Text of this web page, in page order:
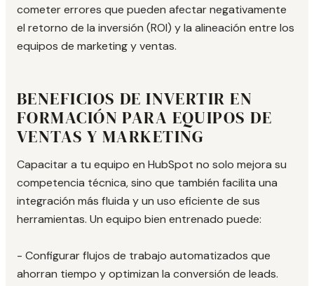
cometer errores que pueden afectar negativamente
el retorno de la inversión (ROI) y la alineación entre los
equipos de marketing y ventas.
BENEFICIOS DE INVERTIR EN
FORMACIÓN PARA EQUIPOS DE
VENTAS Y MARKETING
Capacitar a tu equipo en HubSpot no solo mejora su
competencia técnica, sino que también facilita una
integración más fluida y un uso eficiente de sus
herramientas. Un equipo bien entrenado puede:
- Configurar flujos de trabajo automatizados que
ahorran tiempo y optimizan la conversión de leads.